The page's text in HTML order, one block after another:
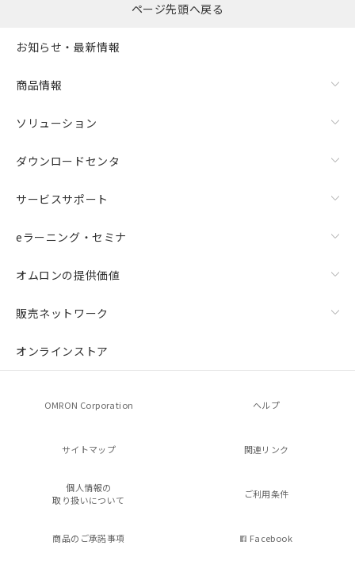
ページ先頭へ戻る
お知らせ・最新情報
商品情報
ソリューション
ダウンロードセンタ
サービスサポート
eラーニング・セミナ
オムロンの提供価値
販売ネットワーク
オンラインストア
OMRON Corporation ヘルプ
サイトマップ 関連リンク
個人情報の
取り扱いについて
ご利用条件
商品のご承諾事項 Facebook